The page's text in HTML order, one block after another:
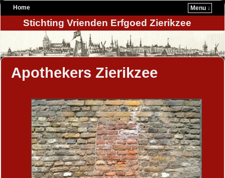
Home Menu ↓
Stichting Vrienden Erfgoed Zierikzee
Apothekers Zierikzee